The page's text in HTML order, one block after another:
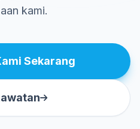
kami.
Sekarang